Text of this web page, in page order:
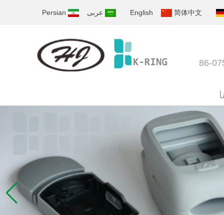
English 简体中文 عربى Persian